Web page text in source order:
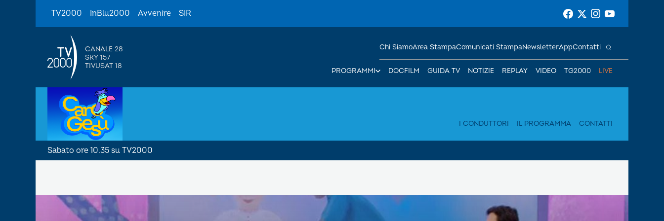
TV2000 InBlu2000 Avvenire SIR
CANALE 28
SKY 157
TIVUSAT 18
PROGRAMMI DOCFILM GUIDA TV NOTIZIE REPLAY VIDEO TG2000 LIVE
Chi SiamoArea StampaComunicati StampaNewsletterAppContatti
I CONDUTTORI IL PROGRAMMA CONTATTI
Sabato ore 10.35 su TV2000